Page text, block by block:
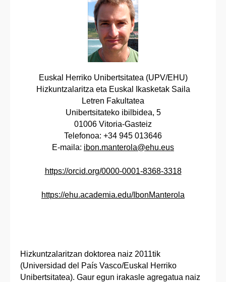
Euskal Herriko Unibertsitatea (UPV/EHU)
Hizkuntzalaritza eta Euskal Ikasketak Saila
Letren Fakultatea
Unibertsitateko ibilbidea, 5
01006 Vitoria-Gasteiz
Telefonoa: +34 945 013646
E-maila: ibon.manterola@ehu.eus
https://orcid.org/0000-0001-8368-3318
https://ehu.academia.edu/IbonManterola
Hizkuntzalaritzan doktorea naiz 2011tik
(Universidad del País Vasco/Euskal Herriko
Unibertsitatea). Gaur egun irakasle agregatua naiz